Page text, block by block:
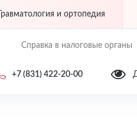
Травматология и ортопедия
Справка в налоговые органы
+7 (831) 422-20-00